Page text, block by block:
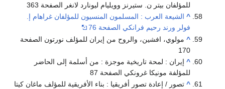
للمؤلفان بيتر ن. ستيرنز وويليام ليونارد لانغر الصفحة 363
^ الشيعة العرب : المسلمون المنسيون للمؤلفان غراهام إ.
فولر ورند رحيم فرانكي الصفحة 76
^ مولوي، افشين، والروح من إيران للمؤلف نورتون الصفحة
170
^ إيران : لمحة تاريخية موجزة : من أسلمة إلى الحاضر
للمؤلفة مونيكا غرونكي الصفحة 87
^ تصور / إعادة تصور أفريقيا : بناء الأفريقية للمؤلف ماغان كيتا